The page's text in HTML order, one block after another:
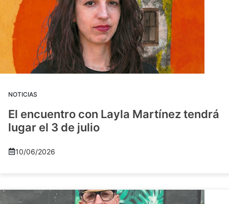
NOTICIAS
El encuentro con Layla Martínez tendrá
lugar el 3 de julio
10/06/2026